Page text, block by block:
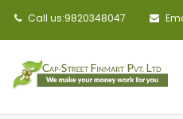
Call us:9820348047